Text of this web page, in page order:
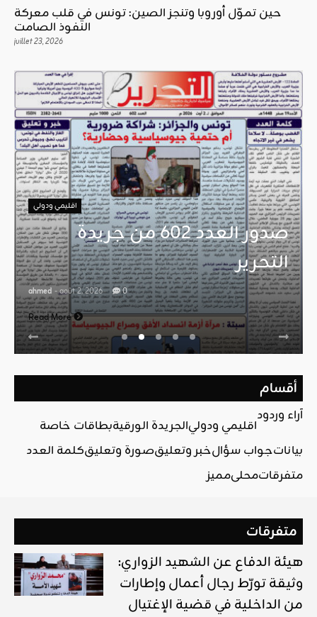
حين تموّل أوروبا وتنجز الصين: تونس في قلب معركة
النفوذ الصامت
juillet 23, 2026
اقليمي ودولي
صدور العدد 602 من جريدة
التحرير
ahmed - août 2, 2026 0
Read More
أقسام
آراء وردود
اقليمي ودوليالجريدة الورقيةبطاقات خاصة
بياناتجواب سؤالخبر وتعليقصورة وتعليقكلمة العدد
متفرقاتمحليمميز
متفرقات
هيئة الدفاع عن الشهيد الزواري:
وثيقة تورّط رجال أعمال وإطارات
من الداخلية في قضية الإغتيال